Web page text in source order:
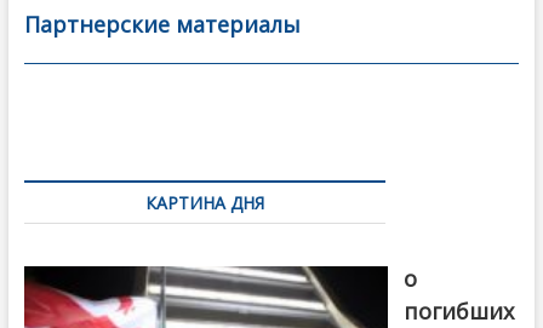
b
o
er l
а
в
Партнерские материалы
по
записямКАРТИНА ДНЯ
о
погибших